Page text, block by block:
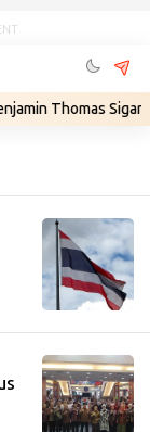
Thomas Sigar,